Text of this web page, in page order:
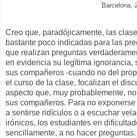
Barcelona,
Creo que, paradójicamente, las
bastante poco indicadas para las
que realizan preguntas
en evidencia su legítima ignorancia,
sus compañeros -cuando no del
el curso de la clase, focalizan el
aspecto que, muy probablemente,
sus compañeros. Para no
a sentirse ridículos o a escuchar
irónicos, los estudiantes en
sencillamente, a no hacer preguntas.